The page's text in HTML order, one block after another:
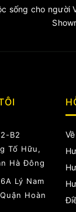
sống cho
B2
Tố Hữu,
Hà Đông
Lý Nam
Hoàn